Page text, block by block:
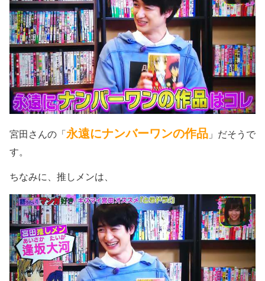
宮田さんの「 永遠にナンバーワンの作品 」だそうで
す。
ちなみに、推しメンは、